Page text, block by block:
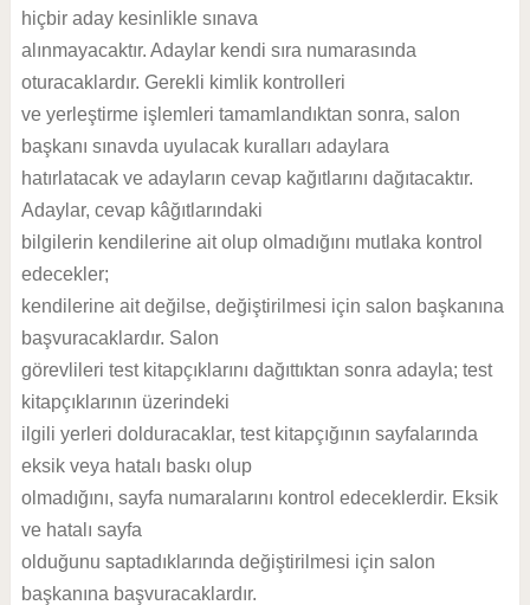
hiçbir aday kesinlikle sınava
alınmayacaktır. Adaylar kendi sıra numarasında
oturacaklardır. Gerekli kimlik kontrolleri
ve yerleştirme işlemleri tamamlandıktan sonra, salon
başkanı sınavda uyulacak kuralları adaylara
hatırlatacak ve adayların cevap kağıtlarını dağıtacaktır.
Adaylar, cevap kâğıtlarındaki
bilgilerin kendilerine ait olup olmadığını mutlaka kontrol
edecekler;
kendilerine ait değilse, değiştirilmesi için salon başkanına
başvuracaklardır. Salon
görevlileri test kitapçıklarını dağıttıktan sonra adayla; test
kitapçıklarının üzerindeki
ilgili yerleri dolduracaklar, test kitapçığının sayfalarında
eksik veya hatalı baskı olup
olmadığını, sayfa numaralarını kontrol edeceklerdir. Eksik
ve hatalı sayfa
olduğunu saptadıklarında değiştirilmesi için salon
başkanına başvuracaklardır.